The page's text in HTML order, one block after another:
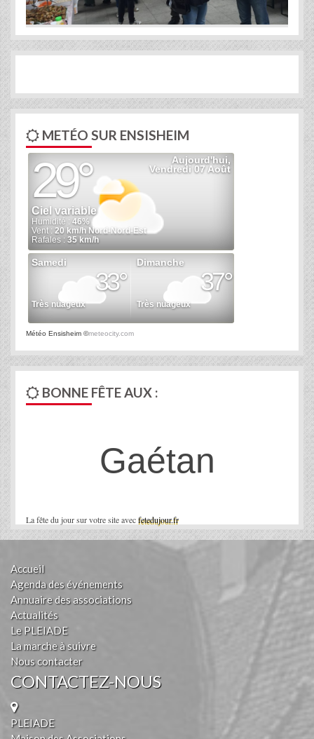
METÉO SUR ENSISHEIM
Météo Ensisheim ©meteocity.com
BONNE FÊTE AUX :
La fête du jour sur votre site avecfetedujour.fr
Gaétan
Accueil
Agenda des événements
Annuaire des associations
Actualités
Le PLEIADE
La marche à suivre
Nous contacter
CONTACTEZ-NOUS
PLEIADE